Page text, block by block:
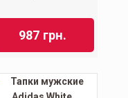
987 грн.